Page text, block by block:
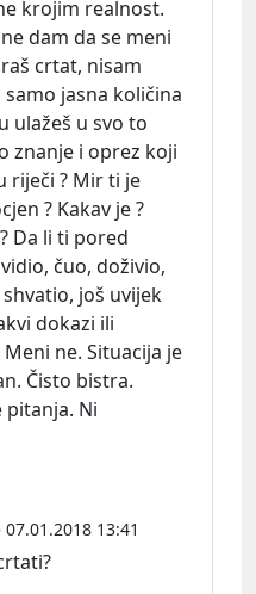
krojim realnost.
dam da se meni
crtat, nisam
jasna količina
ulažeš u svo to
znanje i oprez koji
riječi ? Mir ti je
? Kakav je ?
Da li ti pored
čuo, doživio,
još uvijek
dokazi ili
ne. Situacija je
Čisto bistra.
pitanja. Ni
07.01.2018 13:41